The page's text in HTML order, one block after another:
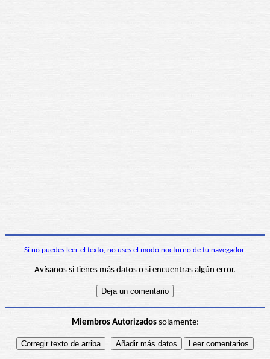
Si no puedes leer el texto, no uses el modo nocturno de tu navegador.
Avísanos si tienes más datos o si encuentras algún error.
Miembros Autorizadossolamente: